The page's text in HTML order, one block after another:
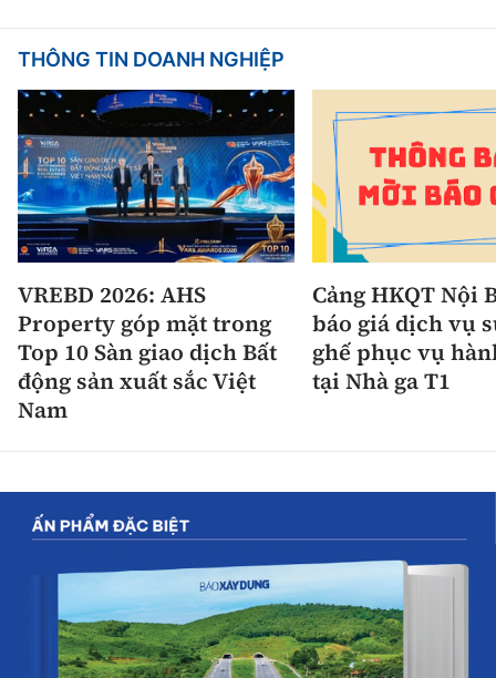
THÔNG TIN DOANH NGHIỆP
VREBD 2026: AHS
Property góp mặt trong
Top 10 Sàn giao dịch Bất
động sản xuất sắc Việt
Nam
Cảng HKQT Nội
báo giá dịch vụ
ghế phục vụ
tại Nhà ga T1